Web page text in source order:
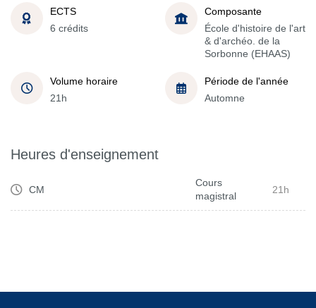
ECTS
6 crédits
Composante
École d'histoire de l'art
& d'archéo. de la
Sorbonne (EHAAS)
Volume horaire
21h
Période de l'année
Automne
Heures d'enseignement
CM
Cours
magistral
21h